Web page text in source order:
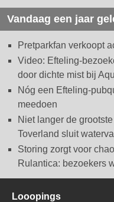
Vandaag een jaar
Pretparkfan verkoopt
Video: Efteling-
door dichte mist bij
Nóg een Efteling-
meedoen
Niet langer de
Toverland sluit
Storing zorgt voor
Rulantica: bezoekers
Looopings